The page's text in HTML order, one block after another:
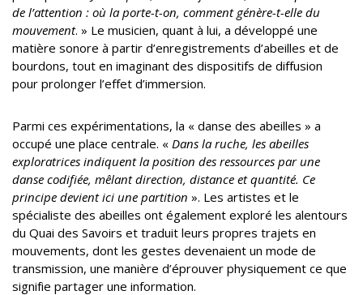
de l’attention : où la porte-t-on, comment génère-t-elle du
mouvement. » Le musicien, quant à lui, a développé une
matière sonore à partir d’enregistrements d’abeilles et de
bourdons, tout en imaginant des dispositifs de diffusion
pour prolonger l’effet d’immersion.
Parmi ces expérimentations, la « danse des abeilles » a
occupé une place centrale. « Dans la ruche, les abeilles
exploratrices indiquent la position des ressources par une
danse codifiée, mêlantdirection, distance etquantité. Ce
principe devient ici une partition ». Les artistes et le
spécialiste des abeilles ont également exploré les alentours
du Quai des Savoirs et traduit leurs propres trajets en
mouvements, dont les gestes devenaient un mode de
transmission, une manière d’éprouver physiquement ce que
signifie partager une information.